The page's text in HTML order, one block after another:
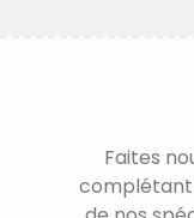
Faites
complétant